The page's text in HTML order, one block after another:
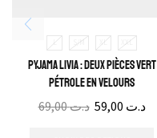
L S/M XL XXL
Pyjama Livia : Deux pièces Vert
pétrole en velours
د.ت69,00 د.ت